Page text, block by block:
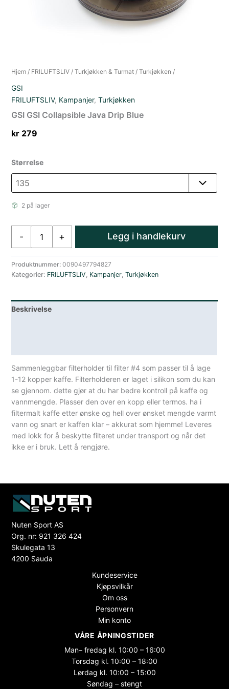
Hjem / FRILUFTSLIV /Turkjøkken & Turmat /Turkjøkken /
GSI
FRILUFTSLIV, Kampanjer,Turkjøkken
GSI GSI Collapsible Java Drip Blue
kr 279
Størrelse
2 på lager
-
Java
Drip
antall
+ Legg i handlekurv
Produktnummer:0090497794827
Kategorier: FRILUFTSLIV, Kampanjer,Turkjøkken
Beskrivelse
Sammenleggbar filterholder til filter #4 som passer til å lage
1-12 kopper kaffe. Filterholderen er laget i silikon som du kan
se gjennom. dette gjør at du har bedre kontroll på kaffe og
vannmengde. Plasser den over en kopp eller termos. ha i
filtermalt kaffe etter ønske og hell over ønsket mengde varmt
vann og snart er kaffen klar – akkurat som hjemme! Leveres
med lokk for å beskytte filteret under transport og når det
ikke er i bruk. Lett å rengjøre.
Nuten Sport AS
Org. nr: 921 326 424
Skulegata 13
4200 Sauda
Kundeservice
Kjøpsvilkår
Om oss
Personvern
Min konto
VÅRE ÅPNINGSTIDER
Man– fredag kl. 10:00 – 16:00
Torsdag kl. 10:00 – 18:00
Lørdag kl. 10:00 – 15:00
Søndag – stengt